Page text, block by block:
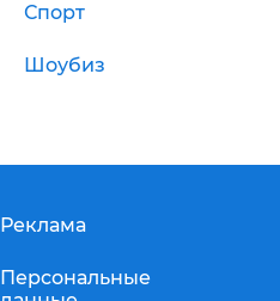
Спорт
Шоубиз
Реклама
Персональные